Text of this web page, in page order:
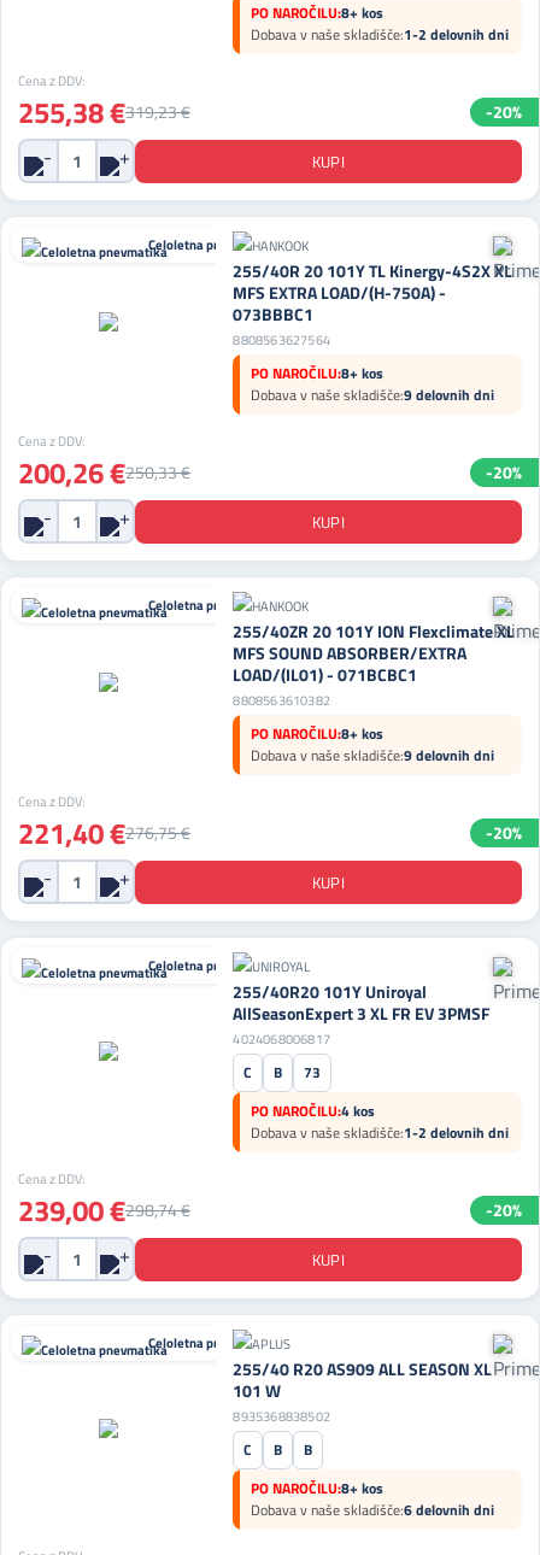
PO NAROČILU:8+ kos
Dobava v naše skladišče:1-2 delovnih dni
Cena z DDV:
255,38 €319,23 € -20%
Celoletna pnevmatika
255/40R 20 101Y TL Kinergy-4S2X XL
MFS EXTRA LOAD/(H-750A) -
073BBBC1
8808563627564
PO NAROČILU:8+ kos
Dobava v naše skladišče:9 delovnih dni
Cena z DDV:
200,26 €250,33 € -20%
Celoletna pnevmatika
255/40ZR 20 101Y ION Flexclimate XL
MFS SOUND ABSORBER/EXTRA
LOAD/(IL01) - 071BCBC1
8808563610382
PO NAROČILU:8+ kos
Dobava v naše skladišče:9 delovnih dni
Cena z DDV:
221,40 €276,75 € -20%
Celoletna pnevmatika
255/40R20 101Y Uniroyal
AllSeasonExpert 3 XL FR EV 3PMSF
4024068006817
C B
73
PO NAROČILU:4 kos
Dobava v naše skladišče:1-2 delovnih dni
Cena z DDV:
239,00 €298,74 € -20%
Celoletna pnevmatika
255/40 R20 AS909 ALL SEASON XL
101 W
8935368838502
C B
B
PO NAROČILU:8+ kos
Dobava v naše skladišče:6 delovnih dni